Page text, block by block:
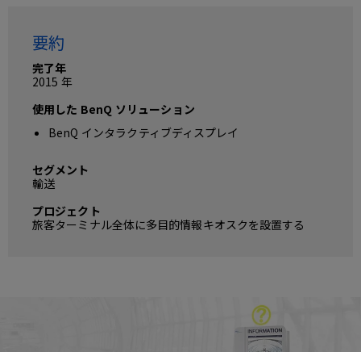
要約
完了年
2015 年
使用した BenQ ソリューション
BenQ インタラクティブディスプレイ
セグメント
輸送
プロジェクト
旅客ターミナル全体に多目的情報キオスクを設置する